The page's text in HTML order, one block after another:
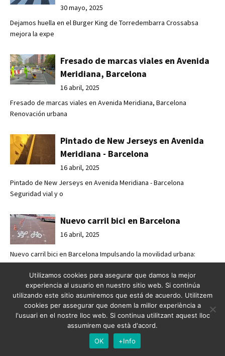
30 mayo, 2025
Dejamos huella en el Burger King de Torredembarra Crossabsa
mejora la expe
Fresado de marcas viales en Avenida
Meridiana, Barcelona
16 abril, 2025
Fresado de marcas viales en Avenida Meridiana, Barcelona
Renovación urbana
Pintado de New Jerseys en Avenida
Meridiana - Barcelona
16 abril, 2025
Pintado de New Jerseys en Avenida Meridiana - Barcelona
Seguridad vial y o
Nuevo carril bici en Barcelona
16 abril, 2025
Nuevo carril bici en Barcelona Impulsando la movilidad urbana:
Crossbasa r
Seguridad y accesibilidad urbana con
Crossbasa
12 marzo, 2025
Pintado de paso de peatones en Badalona. Seguridad y
Utilizamos cookies para asegurar que damos la mejor
experiencia al usuario en nuestro sitio web. Si continúa
utilizando este sitio asumiremos que está de acuerdo. Utilitzem
cookies per assegurar que donem la millor experiència a
l'usuari en el nostre lloc web. Si continua utilitzant aquest lloc
assumirem que està d'acord.
OK
+Info